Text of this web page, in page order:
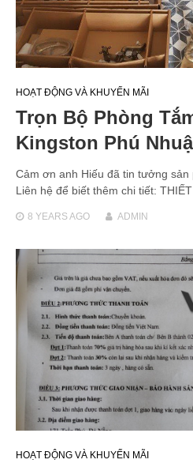
HOẠT ĐỘNG VÀ KHUYẾN MÃI
Trọn Bộ Phòng
Kingston Phú
Cảm ơn anh Hiếu đã tin tưởng sản
Liên hệ để biết thêm chi tiết: THIẾT
8 YEARSAGO ADMIN
HOẠT ĐỘNG VÀ KHUYẾN MÃI